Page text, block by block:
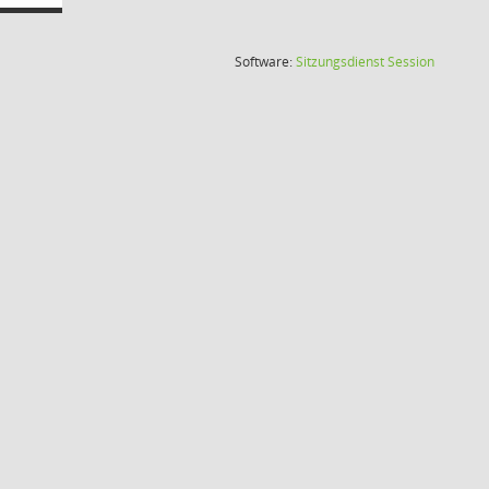
Software:SitzungsdienstSession(Wird in